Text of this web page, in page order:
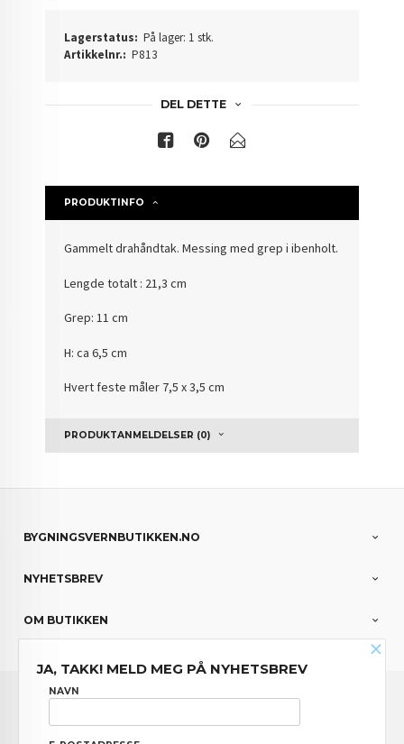
Lagerstatus: På lager: 1 stk.
Artikkelnr.: P813
DEL DETTE
PRODUKTINFO
Gammelt drahåndtak. Messing med grep i ibenholt.
Lengde totalt : 21,3 cm
Grep: 11 cm
H: ca 6,5 cm
Hvert feste måler 7,5 x 3,5 cm
PRODUKTANMELDELSER (0)
BYGNINGSVERNBUTIKKEN.NO
NYHETSBREV
OM BUTIKKEN
FRAKT
×
JA, TAKK! MELD MEG PÅ NYHETSBREV
NAVN